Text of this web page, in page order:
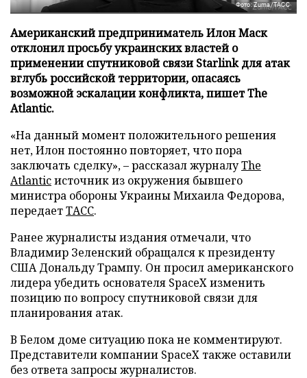
Фото: Zuma/ТАСС
Американский предприниматель Илон Маск
отклонил просьбу украинских властей о
применении спутниковой связи Starlink для атак
вглубь российской территории, опасаясь
возможной эскалации конфликта, пишет The
Atlantic.
«На данный момент положительного решения
нет, Илон постоянно повторяет, что пора
заключать сделку», – рассказал журналуThe
Atlanticисточник из окружения бывшего
министра обороны Украины Михаила Федорова,
передаетТАСС.
Ранее журналисты издания отмечали, что
Владимир Зеленский обращался к президенту
США Дональду Трампу. Он просил американского
лидера убедить основателя SpaceX изменить
позицию по вопросу спутниковой связи для
планирования атак.
В Белом доме ситуацию пока не комментируют.
Представители компании SpaceX также оставили
без ответа запросы журналистов.